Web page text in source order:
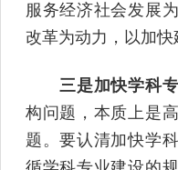
服务经济社会发展
改革为动力，以加快
三是加快学科
构问题，本质上是
题。要认清加快学